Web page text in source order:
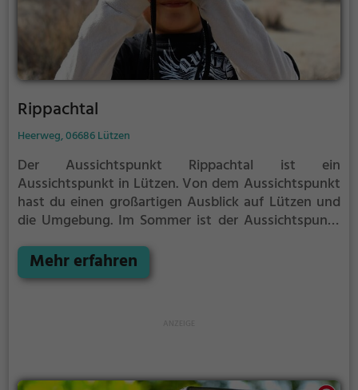
Rippachtal
Heerweg, 06686 Lützen
Der Aussichtspunkt Rippachtal ist ein
Aussichtspunkt in Lützen. Von dem Aussichtspunkt
hast du einen großartigen Ausblick auf Lützen und
die Umgebung. Im Sommer ist der Aussichtspunkt
Familienausflüge, Wanderungen oder zum
Picknicken und lockt an warmen und sonnigen
Mehr erfahren